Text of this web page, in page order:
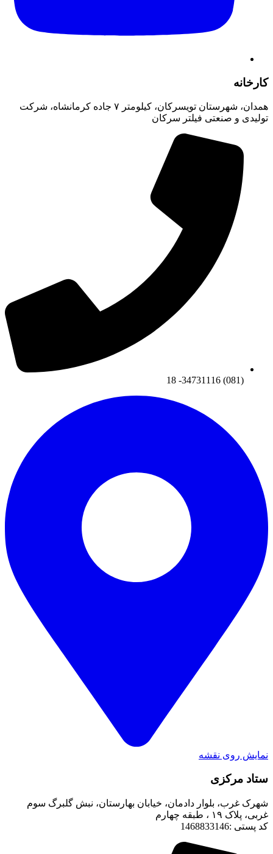
کارخانه
همدان، شهرستان تویسرکان، کیلومتر ۷ جاده کرمانشاه، شرکت
تولیدی و صنعتی فیلتر سرکان
(081) 34731116- 18
نمایش روی نقشه
ستاد مرکزی
شهرک غرب، بلوار دادمان، خیابان بهارستان، نبش گلبرگ سوم
غربی، پلاک ۱۹ ، طبقه چهارم
کد پستی :1468833146